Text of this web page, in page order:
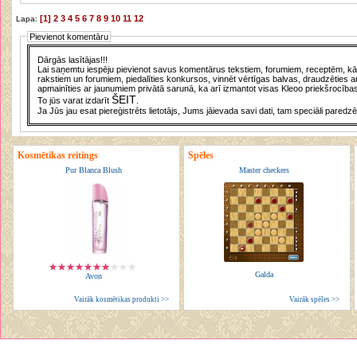
Lapa: [1] 2 3 4 5 6 7 8 9 10 11 12
Pievienot komentāru
Dārgās lasītājas!!!
Lai saņemtu iespēju pievienot savus komentārus tekstiem, forumiem, receptēm,
rakstiem un forumiem, piedalīties konkursos, vinnēt vērtīgas balvas, draudzēties
apmainīties ar jaunumiem privātā sarunā, ka arī izmantot visas Kleoo
To jūs varat izdarītŠEIT
Ja Jūs jau esat piereģistrēts lietotājs, Jums jāievada savi dati, tam speciāli
Kosmētikas reitings
Pur Blanca Blush
Avon
Vairāk kosmētikas produkti >>
Spēles
Master checkers
Galda
Vairāk spēles >>